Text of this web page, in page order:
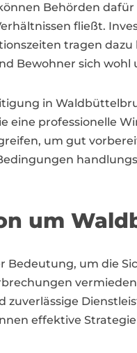
Behörden dafür
fließt.
tragen
Bewohner sich wohl
in
professionelle
um gut
um
um die
effektive